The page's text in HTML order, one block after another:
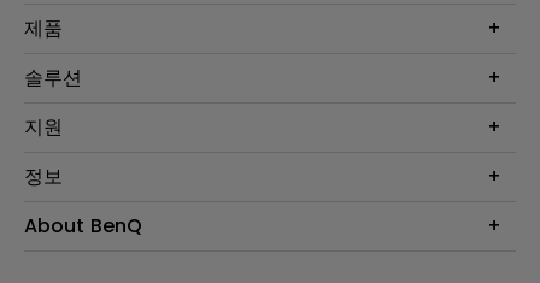
제품
프로젝터
조명
솔루션
Eye-Care 모니터
e스포츠
비즈니스 디스플레이
지원
문의
서비스센터
정보
프로젝터 거리계산기
About BenQ